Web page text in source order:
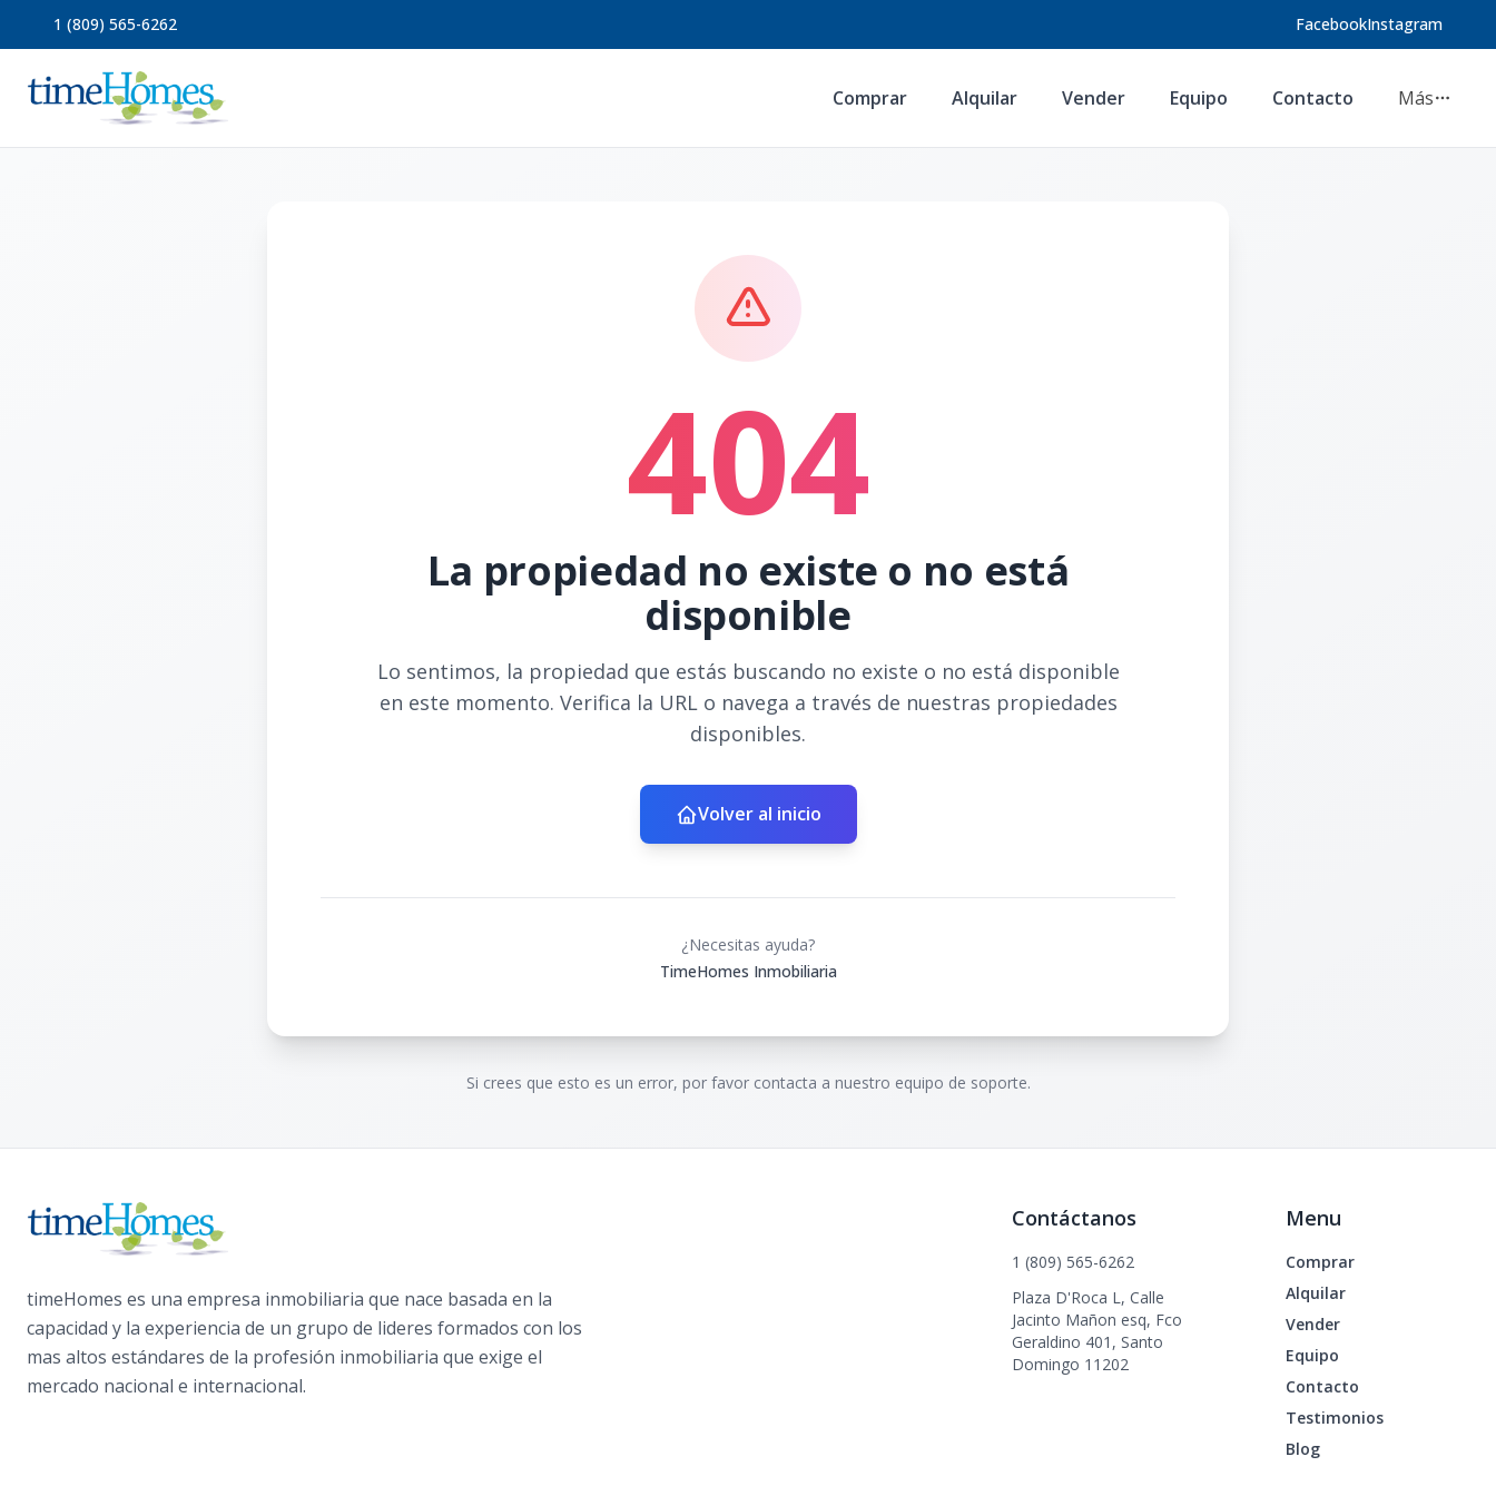
1 (809) 565-6262 FacebookInstagram
Comprar Alquilar Vender Equipo Contacto Más
404
La propiedad no existe o no está
disponible
Lo sentimos, la propiedad que estás buscando no existe o no está disponible
en este momento. Verifica la URL o navega a través de nuestras propiedades
disponibles.
Volver al inicio
¿Necesitas ayuda?
TimeHomes Inmobiliaria
Si crees que esto es un error, por favor contacta a nuestro equipo de soporte.
timeHomes es una empresa inmobiliaria que nace basada en la
capacidad y la experiencia de un grupo de lideres formados con los
mas altos estándares de la profesión inmobiliaria que exige el
mercado nacional e internacional.
Contáctanos
1 (809) 565-6262
Plaza D'Roca L, Calle
Jacinto Mañon esq, Fco
Geraldino 401, Santo
Domingo 11202
Menu
Comprar
Alquilar
Vender
Equipo
Contacto
Testimonios
Blog